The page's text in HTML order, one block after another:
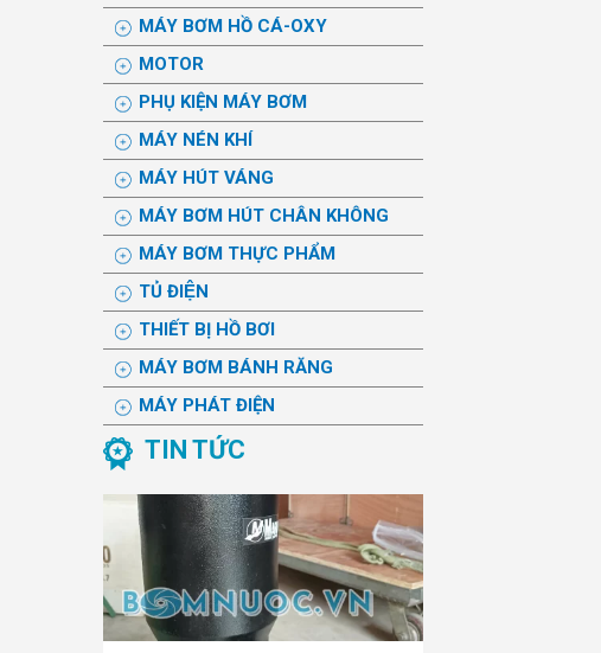
MÁY BƠM HỒ CÁ-OXY
MOTOR
PHỤ KIỆN MÁY BƠM
MÁY NÉN KHÍ
MÁY HÚT VÁNG
MÁY BƠM HÚT CHÂN KHÔNG
MÁY BƠM THỰC PHẨM
TỦ ĐIỆN
THIẾT BỊ HỒ BƠI
MÁY BƠM BÁNH RĂNG
MÁY PHÁT ĐIỆN
TIN TỨC